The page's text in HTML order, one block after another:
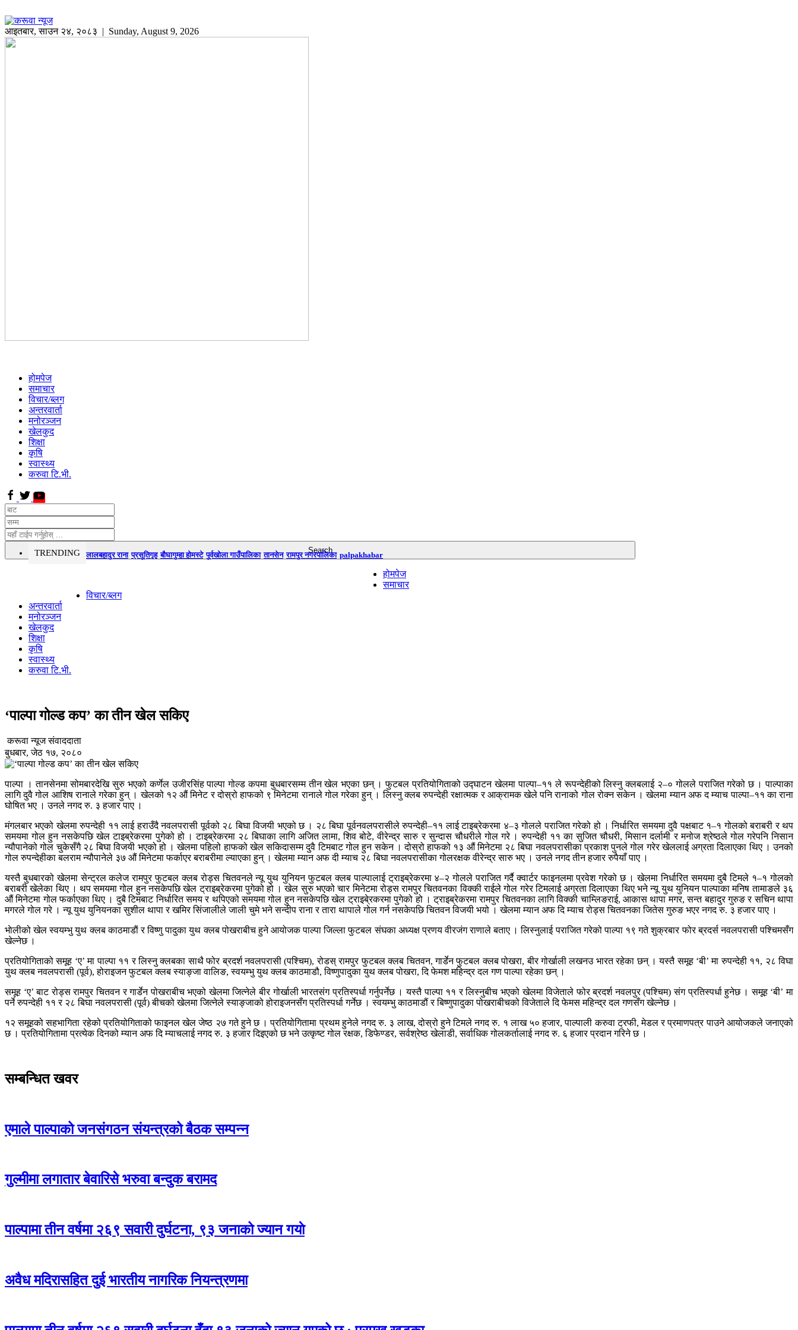
आइतबार,साउन २४, २०८३ | Sunday, August 9, 2026
होमपेज
समाचार
विचार/ब्लग
अन्तरवार्ता
मनोरञ्जन
खेलकुद
शिक्षा
कृषि
स्वास्थ्य
करुवा टि.भी.
TRENDING लालबहादुर राना प्रसूतिगृह बौघागुम्हा होमस्टे पूर्वखोला गाउँपालिका तानसेन रामपुर नगरपालिका palpakhabar
होमपेज
समाचार
विचार/ब्लग
अन्तरवार्ता
मनोरञ्जन
खेलकुद
शिक्षा
कृषि
स्वास्थ्य
करुवा टि.भी.
‘पाल्पा गोल्ड कप’ का तीन खेल सकिए
करूवा न्यूज संवाददाता
बुधबार, जेठ १७, २०८०
पाल्पा । तानसेनमा सोमबारदेखि सुरु भएको कर्णेल उजीरसिंह पाल्पा गोल्ड कपमा बुधबारसम्म तीन खेल भएका छन् । फुटबल प्रतियोगिताको उद्घाटन खेलमा पाल्पा–११ ले रूपन्देहीको लिस्नु क्लबलाई २–० गोलले पराजित गरेको छ । पाल्पाका
लागि दुवै गोल आशिष रानाले गरेका हुन् । खेलको १२ औं मिनेट र दोस्रो हाफको ९ मिनेटमा रानाले गोल गरेका हुन् । लिस्नु क्लब रुपन्देही रक्षात्मक र आक्रामक खेले पनि रानाको गोल रोक्न सकेन । खेलमा म्यान अफ द म्याच पाल्पा–११ का राना
घोषित भए । उनले नगद रु. ३ हजार पाए ।
मंगलबार भएको खेलमा रुपन्देही ११ लाई हराउँदै नवलपरासी पूर्वको २८ बिघा विजयी भएको छ । २८ बिघा पूर्वनवलपरासीले रुपन्देही–११ लाई टाइब्रेकरमा ४–३ गोलले पराजित गरेको हो । निर्धारित समयमा दुवै पक्षबाट १–१ गोलको बराबरी र थप
समयमा गोल हुन नसकेपछि खेल टाइब्रेकरमा पुगेको हो । टाइब्रेकरमा २८ बिघाका लागि अजित लामा, शिव बोटे, वीरेन्द्र सारु र सुन्दास चौधरीले गोल गरे । रुपन्देही ११ का सुजित चौधरी, मिसान दर्लामी र मनोज श्रेष्ठले गोल गरेपनि निसान
न्यौपानेको गोल चुकेसँगै २८ बिघा विजयी भएको हो । खेलमा पहिलो हाफको खेल सकिदासम्म दुवै टिमबाट गोल हुन सकेन । दोस्रो हाफको १३ औं मिनेटमा २८ बिघा नवलपरासीका प्रकाश पुनले गोल गरेर खेललाई अग्रता दिलाएका थिए । उनको
गोल रुपन्देहीका बलराम न्यौपानेले ३७ औं मिनेटमा फर्काएर बराबरीमा ल्याएका हुन् । खेलमा म्यान अफ दी म्याच २८ बिघा नवलपरासीका गोलरक्षक वीरेन्द्र सारु भए । उनले नगद तीन हजार रुपैयाँ पाए ।
यस्तै बुधबारको खेलमा सेन्ट्रल कलेज रामपुर फुटबल क्लब रोड्स चितवनले न्यू युथ युनियन फुटबल क्लब पाल्पालाई ट्राइब्रेकरमा ४–२ गोलले पराजित गर्दै क्वार्टर फाइनलमा प्रवेश गरेको छ । खेलमा निर्धारित समयमा दुबै टिमले १–१ गोलको
बराबरी खेलेका थिए । थप समयमा गोल हुन नसकेपछि खेल ट्राइब्रेकरमा पुगेको हो । खेल सुरु भएको चार मिनेटमा रोड्स रामपुर चितवनका विक्की राईले गोल गरेर टिमलाई अग्रता दिलाएका थिए भने न्यू युथ युनियन पाल्पाका मनिष तामाङले ३६
औं मिनेटमा गोल फर्काएका थिए । दुबै टिमबाट निर्धारित समय र थपिएको समयमा गोल हुन नसकेपछि खेल ट्राइबे्रकरमा पुगेको हो । ट्राइब्रेकरमा रामपुर चितवनका लागि विक्की चाम्लिङराई, आकास थापा मगर, सन्त बहादुर गुरुङ र सचिन थापा
मगरले गोल गरे । न्यू युथ युनियनका सुशील थापा र खमिर सिंजालीले जाली चुमे भने सन्दीप राना र तारा थापाले गोल गर्न नसकेपछि चितवन विजयी भयो । खेलमा म्यान अफ दि म्याच रोड्स चितवनका जितेस गुरुङ भएर नगद रु. ३ हजार पाए ।
भाेलीको खेल स्वयम्भु युथ क्लब काठमाडाैं र विष्णु पादुका युथ क्लब पोखराबीच हुने आयोजक पाल्पा जिल्ला फुटबल संघका अध्यक्ष प्रणय वीरजंग राणाले बताए । लिस्नुलाई पराजित गरेको पाल्पा १९ गते शुक्रबार फोर ब्रदर्स नवलपरासी पश्चिमसँग
खेल्नेछ ।
प्रतियोगिताको समूह ‘ए’ मा पाल्पा ११ र लिस्नु क्लबका साथै फोर ब्रदर्श नवलपरासी (पश्चिम), रोडस् रामपुर फुटबल क्लब चितवन, गार्डेन फुटबल क्लब पोखरा, बीर गोर्खाली लखनउ भारत रहेका छन् । यस्तै समूह ‘बी’ मा रुपन्देही ११, २८ विघा
युथ क्लब नवलपरासी (पूर्व), होराइजन फुटबल क्लब स्याङ्जा वालिङ, स्वयम्भु युथ क्लब काठमाडौ, विष्णुपादुका युथ क्लब पोखरा, दि फेमश महिन्द्र दल गण पाल्पा रहेका छन् ।
समूह ‘ए’ बाट रोड्स रामपुर चितवन र गार्डेन पोखराबीच भएको खेलमा जित्नेले बीर गोर्खाली भारतसंग प्रतिस्पर्धा गर्नुपर्नेछ । यस्तै पाल्पा ११ र लिस्नुबीच भएको खेलमा विजेताले फोर ब्रदर्श नवलपुर (पश्चिम) संग प्रतिस्पर्धा हुनेछ । समूह ‘बी’ मा
पर्ने रुपन्देही ११ र २८ बिघा नवलपरासी (पूर्व) बीचको खेलमा जित्नेले स्याङ्जाको होराइजनसँग प्रतिस्पर्धा गर्नेछ । स्वयम्भु काठमाडौं र बिष्णुपादुका पोखराबीचको विजेताले दि फेमस महिन्द्र दल गणसँग खेल्नेछ ।
१२ समूहको सहभागिता रहेको प्रतियोगिताको फाइनल खेल जेष्ठ २७ गते हुने छ । प्रतियोगितामा प्रथम हुनेले नगद रु. ३ लाख, दोस्रो हुने टिमले नगद रु. १ लाख ५० हजार, पाल्पाली करुवा ट्रफी, मेडल र प्रमाणपत्र पाउने आयोजकले जनाएको
छ । प्रतियोगितामा प्रत्येक दिनको म्यान अफ दि म्याचलाई नगद रु. ३ हजार दिइएको छ भने उत्कृष्ट गोल रक्षक, डिफेण्डर, सर्वश्रेष्ठ खेलाडी, सर्वाधिक गोलकर्तालाई नगद रु. ६ हजार प्रदान गरिने छ ।
सम्बन्धित खवर
एमाले पाल्पाको जनसंगठन संयन्त्रको बैठक सम्पन्न
गुल्मीमा लगातार बेवारिसे भरुवा बन्दुक बरामद
पाल्पामा तीन वर्षमा २६९ सवारी दुर्घटना, ९३ जनाको ज्यान गयाे
अवैध मदिरासहित दुई भारतीय नागरिक नियन्त्रणमा